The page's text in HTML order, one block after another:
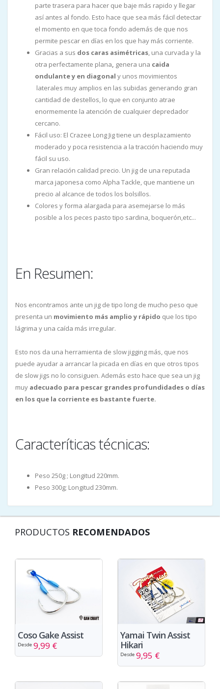
parte trasera para hacer que baje más rapido y llegar
así antes al fondo. Esto hace que sea más fácil detectar
el momento en que toca fondo además de que nos
permite pescar en días en los que hay más corriente.
Gracias a sus dos caras asimétricas, una curvada y la
otra perfectamente plana, genera una caida
ondulante y en diagonal y unos movimientos
laterales muy amplios en las subidas generando gran
cantidad de destellos, lo que en conjunto atrae
enormemente la atención de cualquier depredador
cercano.
Fácil uso: El Crazee Long Jig tiene un desplazamiento
moderado y poca resistencia a la tracción haciendo muy
fácil su uso.
Gran relación calidad precio. Un jig de una reputada
marca japonesa como Alpha Tackle, que mantiene un
precio al alcance de todos los bolsillos.
Colores y forma alargada para asemejarse lo más
posible a los peces pasto tipo sardina, boquerón,etc...
En Resumen:
Nos encontramos ante un jig de tipo long de mucho peso que
presenta un movimiento más amplio y rápido que los tipo
lágrima y una caída más irregular.
Esto nos da una herramienta de slow jigging más, que nos
puede ayudar a arrancar la picada en días en que otros tipos
de slow jigs no lo consiguen. Además esto hace que sea un jig
muy adecuado para pescar grandes profundidades o días
en los que la corriente es bastante fuerte.
Caracteríticas técnicas:
Peso 250g ; Longitud 220mm.
Peso 300g; Longitud 230mm.
PRODUCTOS RECOMENDADOS
Coso Gake Assist
Desde 9,99 €
Yamai Twin Assist
Hikari
Desde 9,95 €